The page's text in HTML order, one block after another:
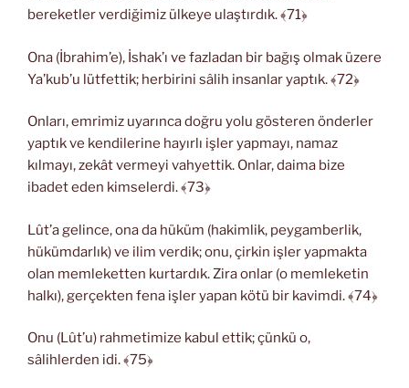
bereketler verdiğimiz ülkeye ulaştırdık. ﴾71﴿
Ona (İbrahim’e), İshak’ı ve fazladan bir bağış olmak üzere
Ya’kub’u lütfettik; herbirini sâlih insanlar yaptık. ﴾72﴿
Onları, emrimiz uyarınca doğru yolu gösteren önderler
yaptık ve kendilerine hayırlı işler yapmayı, namaz
kılmayı, zekât vermeyi vahyettik. Onlar, daima bize
ibadet eden kimselerdi. ﴾73﴿
Lût’a gelince, ona da hüküm (hakimlik, peygamberlik,
hükümdarlık) ve ilim verdik; onu, çirkin işler yapmakta
olan memleketten kurtardık. Zira onlar (o memleketin
halkı), gerçekten fena işler yapan kötü bir kavimdi. ﴾74﴿
Onu (Lût’u) rahmetimize kabul ettik; çünkü o,
sâlihlerden idi. ﴾75﴿